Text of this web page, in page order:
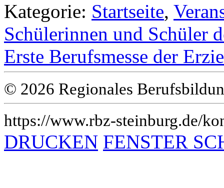
Kategorie: Startseite,
Schülerinnen und Schüler
Erste Berufsmesse der
© 2026 Regionales
https://www.rbz-steinburg.de/
DRUCKEN FENSTER